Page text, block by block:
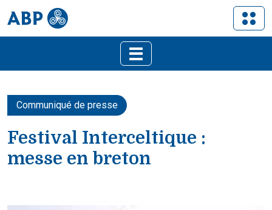
Communiqué de presse
Festival Interceltique :
messe en breton